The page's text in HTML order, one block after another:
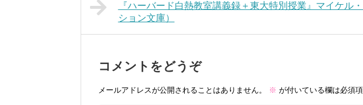
『ハーバード白熱教室講義録＋東大特別授業』マイケル
ション文庫）
コメントをどうぞ
メールアドレスが公開されることはありません。 ※ が付いている欄は必須